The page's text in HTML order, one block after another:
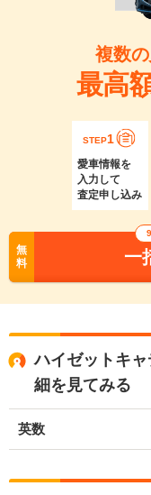
複数
最高
STEP1
愛車情報を
入力して
査定申し込み
無
料
一
ハイゼットキ
細を見てみる
英数